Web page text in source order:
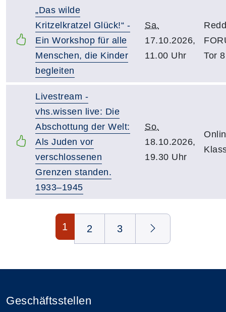
„Das wilde
Kritzelkratzel Glück!“ -
Ein Workshop für alle
Menschen, die Kinder
begleiten
Sa.
17.10.2026,
11.00 Uhr
Tor 8
Livestream -
vhs.wissen live: Die
Abschottung der Welt:
Als Juden vor
verschlossenen
Grenzen standen.
1933–1945
So.
18.10.2026,
19.30 Uhr
Seite 1 von 3
1 2 3
Geschäftsstellen